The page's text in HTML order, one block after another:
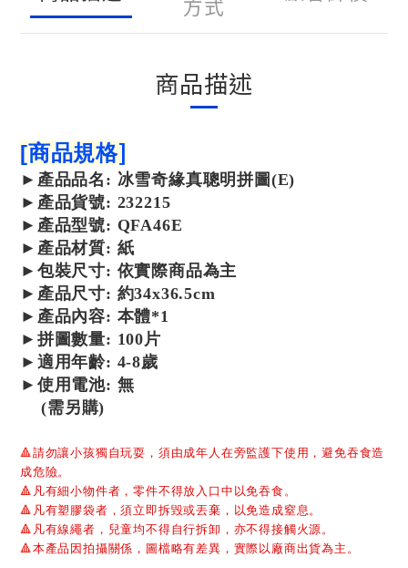
方式
商品描述
[商品規格]
► 產品品名: 冰雪奇緣真聰明拼圖(E)
► 產品貨號: 232215
►產品型號: QFA46E
► 產品材質: 紙
►包裝尺寸: 依實際商品為主
►產品尺寸: 約34x36.5cm
►產品內容: 本體*1
► 拼圖數量: 100片
►適用年齡: 4-8歲
►使用電池: 無
(需另購)
🔺請勿讓小孩獨自玩耍，須由成年人在旁監護下使用，避免吞食造
成危險。
🔺 凡有細小物件者，零件不得放入口中以免吞食。
🔺 凡有塑膠袋者，須立即拆毀或丟棄，以免造成窒息。
🔺 凡有線繩者，兒童均不得自行拆卸，亦不得接觸火源。
🔺本產品因拍攝關係，圖檔略有差異，實際以廠商出貨為主。